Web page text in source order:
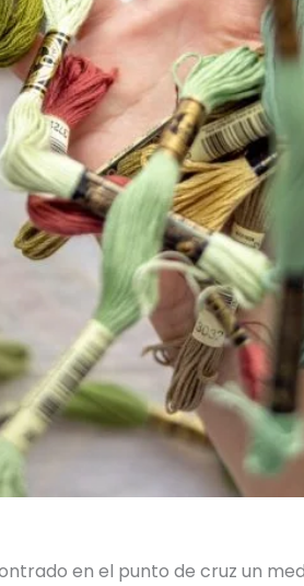
en el punto de cruz un